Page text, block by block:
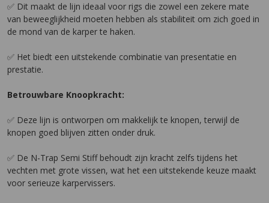
✅ Dit maakt de lijn ideaal voor rigs die zowel een zekere mate
van beweeglijkheid moeten hebben als stabiliteit om zich goed in
de mond van de karper te haken.
✅ Het biedt een uitstekende combinatie van presentatie en
prestatie.
Betrouwbare Knoopkracht:
✅ Deze lijn is ontworpen om makkelijk te knopen, terwijl de
knopen goed blijven zitten onder druk.
✅ De N-Trap Semi Stiff behoudt zijn kracht zelfs tijdens het
vechten met grote vissen, wat het een uitstekende keuze maakt
voor serieuze karpervissers.